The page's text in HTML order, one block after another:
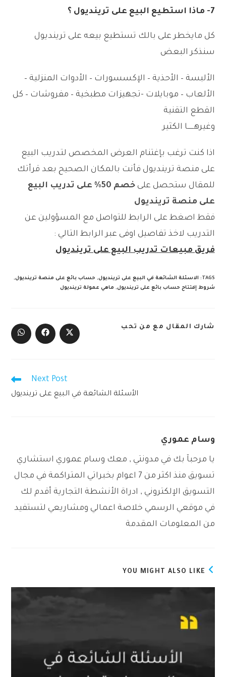
7- ماذا استطيع البيع على ترينديول ؟
كل مايخطر على بالك تستطيع بيعه على ترينديول
سنذكر البعض
الألبسة – الأحذية – الإكسسورات – الأدوات المنزلية –
الألعاب – موبايلات -تجهيزات مطبخية – مفروشات – كل
القطع التقنية
وغيرهــــــا الكثير
اذا كنت ترغب بإغتنام العرض المخصص لتدريب البيع
على منصة ترينديول فأنت بالمكان الصحيح بعد قرأتك
للمقال ستحصل على
خصم 50% على تدريب البيع
على منصة ترينديول
فقط اصغط على الرابط للتواصل مع المسؤولين عن
التدريب لاخذ تفاصيل اوفى عبر الرابط التالي :
فريق مبيعات تدريب البيع على ترينديول
TAGS
: الاسئلة الشائعة في البيع على ترينديول, حساب بائع على منصة ترينديول,
شروط إفتتاح حساب بائع على ترينديول, ماهي عمولة ترينديول
شارك المقال مع من تحبSHARE
Opens
in
Opens
in
Opens
in
Next Post
الأسئلة الشائعة في البيع على ترينديول
وسام عموري
يا مرحبآ بك في مدونتي , معك وسام عموري استشاري
تسويق منذ اكثر من 7 اعوام بخبراتي المتراكمة في مجال
التسويق الإلكتروني , ادراة الأنشطة التجارية أقدم لك
في موقعي الرسمي خلاصة اعمالي ومشاريعي لتستفيد
من المعلومات المقدمة
YOU MIGHT ALSO LIKE